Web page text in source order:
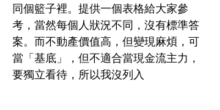
同個籃子裡。提供一個表格給大家參
考，當然每個人狀況不同，沒有標準答
案。而不動產價值高，但變現麻煩，可
當「基底」，但不適合當現金流主力，
要獨立看待，所以我沒列入